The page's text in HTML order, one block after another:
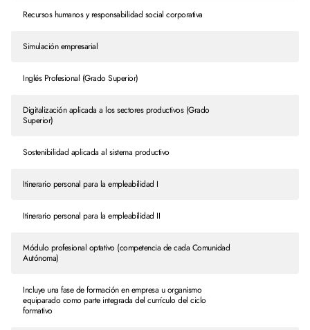
Recursos humanos y responsabilidad social corporativa
Simulación empresarial
Inglés Profesional (Grado Superior)
Digitalización aplicada a los sectores productivos (Grado
Superior)
Sostenibilidad aplicada al sistema productivo
Itinerario personal para la empleabilidad I
Itinerario personal para la empleabilidad II
Módulo profesional optativo (competencia de cada Comunidad
Autónoma)
Incluye una fase de formación en empresa u organismo
equiparado como parte integrada del currículo del ciclo
formativo